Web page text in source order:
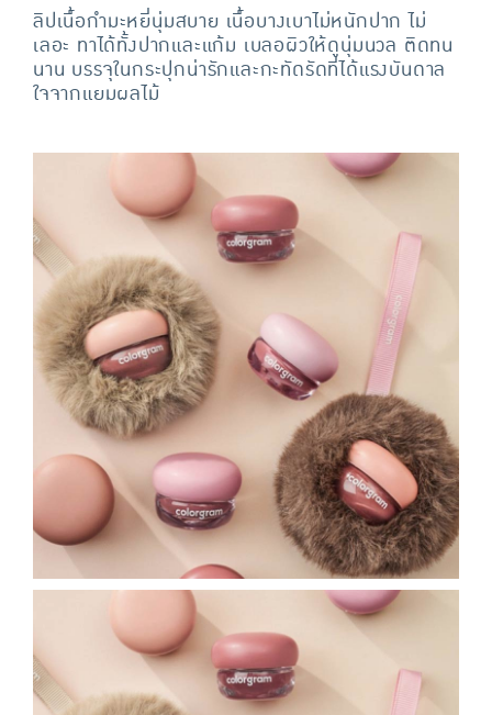
ลิปเนื้อกำมะหยี่นุ่มสบาย เนื้อบางเบาไม่หนักปาก ไม่
เลอะ ทาได้ทั้งปากและแก้ม เบลอผิวให้ดูนุ่มนวล ติดทน
นาน บรรจุในกระปุกน่ารักและกะทัดรัดที่ได้แรงบันดาล
ใจจากแยมผลไม้